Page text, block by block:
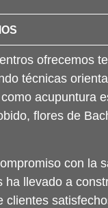
ofrecemos
técnicas
acupuntura
flores de
con la
ha llevado a
clientes